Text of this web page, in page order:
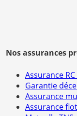
Nos assurances
Assurance
Garantie
Assurance
Assurance